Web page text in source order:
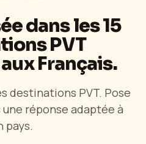
dans les 15
PVT
Français.
destinations PVT. Pose
réponse adaptée à
pays.